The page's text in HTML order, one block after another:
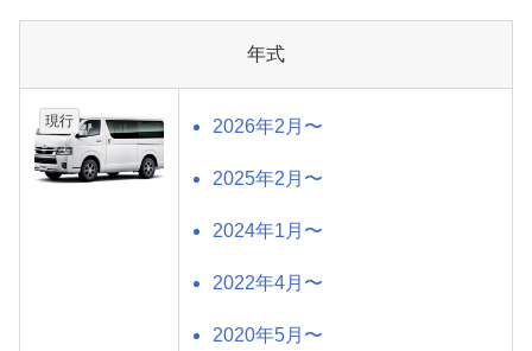
年式
現行 2026年2月〜
2025年2月〜
2024年1月〜
2022年4月〜
2020年5月〜